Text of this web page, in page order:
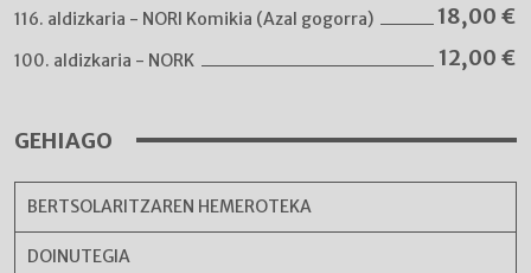
116. aldizkaria - NORI Komikia (Azal gogorra) 18,00 €
100. aldizkaria - NORK 12,00 €
GEHIAGO
BERTSOLARITZAREN HEMEROTEKA
DOINUTEGIA